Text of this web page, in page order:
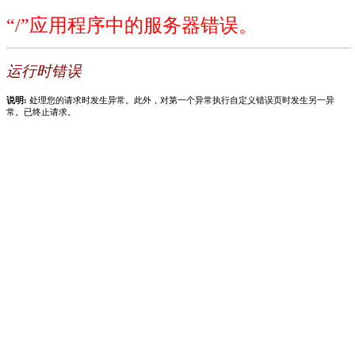
“/”应用程序中的服务器错误。
运行时错误
说明: 处理您的请求时发生异常。此外，对第一个异常执行自定义错误页时发生另一异
常。已终止请求。